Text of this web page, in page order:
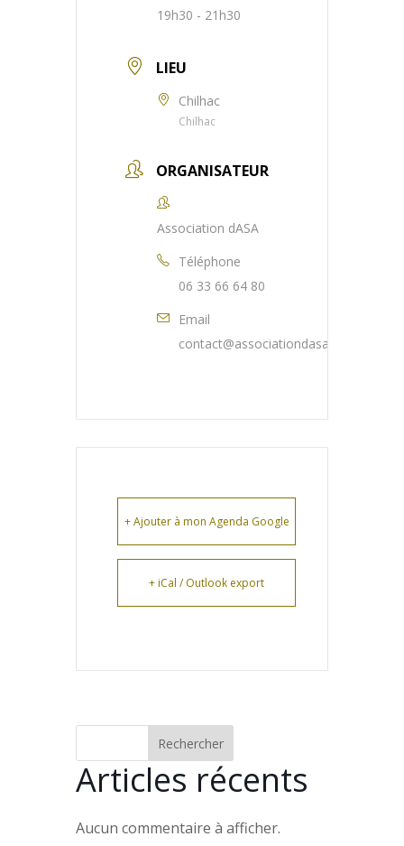
19h30 - 21h30
LIEU
Chilhac
Chilhac
ORGANISATEUR
Association dASA
Téléphone
06 33 66 64 80
Email
contact@associationdasa.fr
+ Ajouter à mon Agenda Google
+ iCal / Outlook export
Rechercher
Articles récents
Aucun commentaire à afficher.